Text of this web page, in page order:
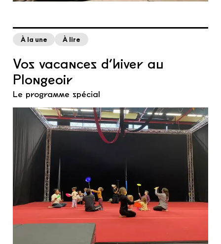
À la une À lire
Vos vacances d’hiver au
Plongeoir
Le programme spécial